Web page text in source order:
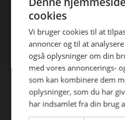
Find din afdeling
AB Catering Aalborg
AB Catering Århus
AB Catering Holstebro
AB Catering Ribe
AB Catering København
efterfølgende anvendelse heraf.
cookies
Vi bruger cookies til at
annoncer og til at
også oplysninger om din
med vores annoncerings-
som kan kombinere dem
oplysninger, som du har
har indsamlet fra din brug